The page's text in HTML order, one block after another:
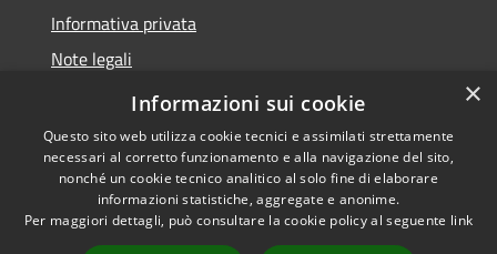
Informativa privata
Note legali
Dichiarazione di accessibilità
Accessibilità
Copyright © 2026 • Comune di
Platania • Powered by
×
Informazioni sui cookie
Questo sito web utilizza cookie tecnici e assimilati strettamente
necessari al corretto funzionamento e alla navigazione del sito,
nonché un cookie tecnico analitico al solo fine di elaborare
informazioni statistiche, aggregate e anonime.
Per maggiori dettagli, può consultare la cookie policy al seguente link